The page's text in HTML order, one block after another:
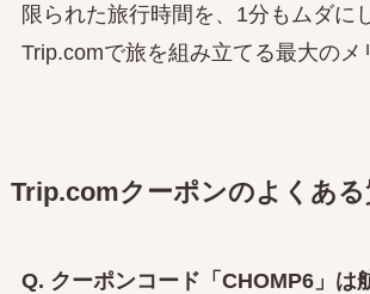
限られた旅行時間を、1分もムダに
Trip.comで旅を組み立てる最大のメ
Trip.comクーポンのよくある
Q. クーポンコード「CHOMP6」は